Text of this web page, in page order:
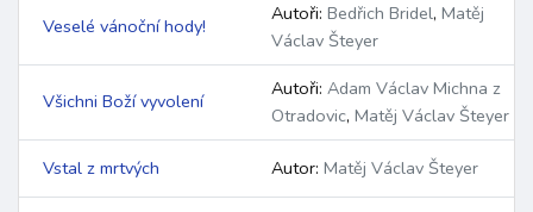
Veselé vánoční hody!
Autoři: Bedřich Bridel, Matěj
Václav Šteyer
Všichni Boží vyvolení
Autoři: Adam Václav Michna z
Otradovic, Matěj Václav Šteyer
Vstal z mrtvých Autor: Matěj Václav Šteyer